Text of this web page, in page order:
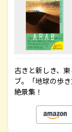
古きと新しき、
ブ。「地球の歩
絶景集！